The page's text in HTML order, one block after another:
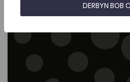
Tagiau
Adnodd Coleg Cymraeg
Darlith Flynyddol y Coleg
2019: Teulu Wynniaid Gwedir,
Gwynfor Jones.
DERBYN BOB